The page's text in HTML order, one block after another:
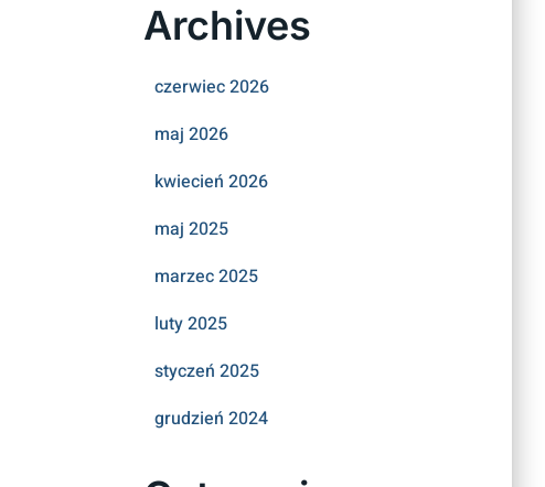
Archives
czerwiec 2026
maj 2026
kwiecień 2026
maj 2025
marzec 2025
luty 2025
styczeń 2025
grudzień 2024